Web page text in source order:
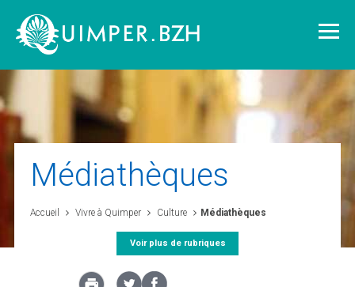
Vivre à Quimper
Découvrir Quimper
Quimper demain
Médiathèques
Accueil Vivre à Quimper Culture Médiathèques
Voir plus de rubriques